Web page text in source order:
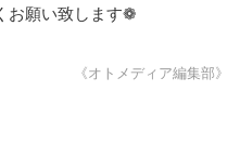
お願い致します❁
《オトメディア編集部》